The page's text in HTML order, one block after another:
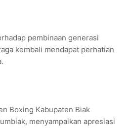
pembinaan generasi
kembali mendapat perhatian
Boxing Kabupaten Biak
menyampaikan apresiasi